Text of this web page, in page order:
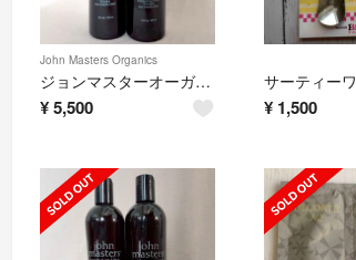
John Masters Organics
ジョンマスターオーガニック シャンプー 473ml 2本
¥5,500 ¥ 1,500